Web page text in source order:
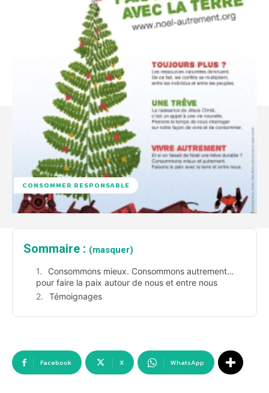
CONSOMMER RESPONSABLE
Sommaire : (masquer)
Consommons mieux. Consommons autrement…
pour faire la paix autour de nous et entre nous
Témoignages
Facebook X WhatsApp